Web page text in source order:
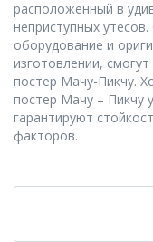
расположенный в
неприступных
оборудование и
изготовлении,
постер Мачу-Пикчу.
постер Мачу – Пикчу
гарантируют
факторов.